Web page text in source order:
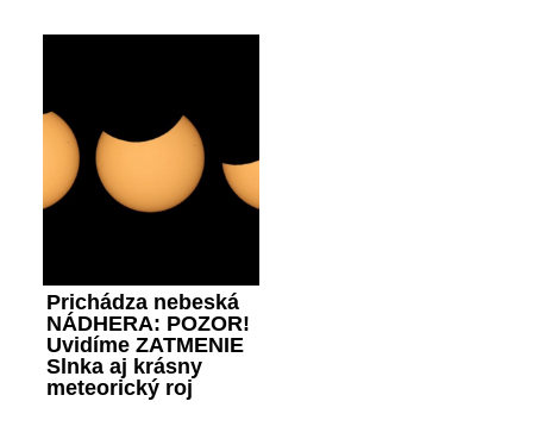
Prichádza nebeská
NÁDHERA: POZOR!
Uvidíme ZATMENIE
Slnka aj krásny
meteorický roj